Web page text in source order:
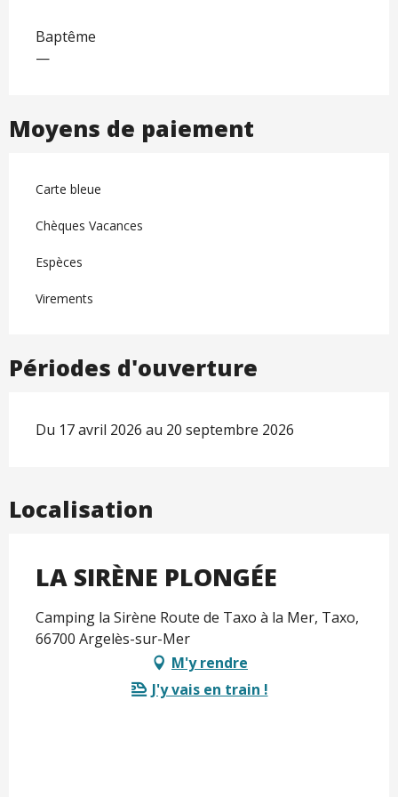
Baptême
—
Moyens de paiement
Carte bleue
Chèques Vacances
Espèces
Virements
Périodes d'ouverture
Du 17 avril 2026 au 20 septembre 2026
Localisation
LA SIRÈNE PLONGÉE
Camping la Sirène Route de Taxo à la Mer, Taxo,
66700 Argelès-sur-Mer
M'y rendre
J'y vais en train !